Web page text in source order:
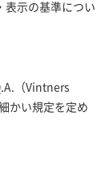
表示の基準につい
（Vintners
かい規定を定め